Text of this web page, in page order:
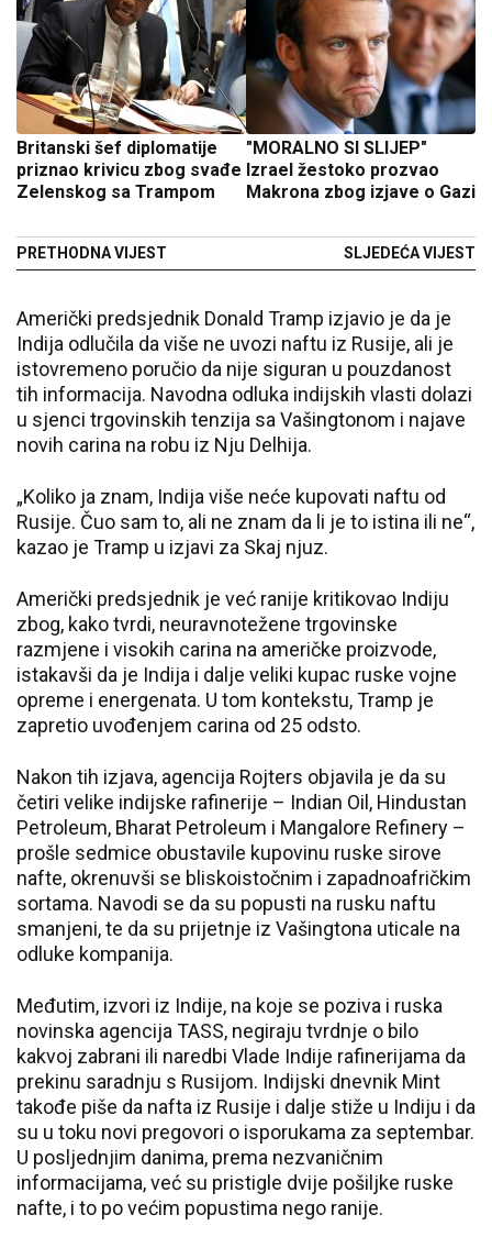
Britanski šef diplomatije
priznao krivicu zbog svađe
Zelenskog sa Trampom
PRETHODNA VIJEST
"MORALNO SI SLIJEP"
Izrael žestoko prozvao
Makrona zbog izjave o Gazi
SLJEDEĆA VIJEST
Američki predsjednik Donald Tramp izjavio je da je
Indija odlučila da više ne uvozi naftu iz Rusije, ali je
istovremeno poručio da nije siguran u pouzdanost
tih informacija. Navodna odluka indijskih vlasti dolazi
u sjenci trgovinskih tenzija sa Vašingtonom i najave
novih carina na robu iz Nju Delhija.
„Koliko ja znam, Indija više neće kupovati naftu od
Rusije. Čuo sam to, ali ne znam da li je to istina ili ne“,
kazao je Tramp u izjavi za Skaj njuz.
Američki predsjednik je već ranije kritikovao Indiju
zbog, kako tvrdi, neuravnotežene trgovinske
razmjene i visokih carina na američke proizvode,
istakavši da je Indija i dalje veliki kupac ruske vojne
opreme i energenata. U tom kontekstu, Tramp je
zapretio uvođenjem carina od 25 odsto.
Nakon tih izjava, agencija Rojters objavila je da su
četiri velike indijske rafinerije – Indian Oil, Hindustan
Petroleum, Bharat Petroleum i Mangalore Refinery –
prošle sedmice obustavile kupovinu ruske sirove
nafte, okrenuvši se bliskoistočnim i zapadnoafričkim
sortama. Navodi se da su popusti na rusku naftu
smanjeni, te da su prijetnje iz Vašingtona uticale na
odluke kompanija.
Međutim, izvori iz Indije, na koje se poziva i ruska
novinska agencija TASS, negiraju tvrdnje o bilo
kakvoj zabrani ili naredbi Vlade Indije rafinerijama da
prekinu saradnju s Rusijom. Indijski dnevnik Mint
takođe piše da nafta iz Rusije i dalje stiže u Indiju i da
su u toku novi pregovori o isporukama za septembar.
U posljednjim danima, prema nezvaničnim
informacijama, već su pristigle dvije pošiljke ruske
nafte, i to po većim popustima nego ranije.